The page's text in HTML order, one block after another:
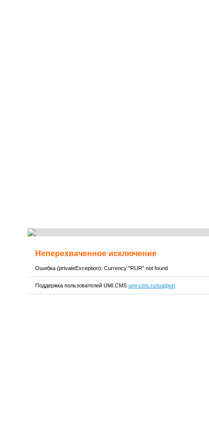
Неперехваченное исключение
Ошибка (privateException): Currency "RUR" not found
Поддержка пользователей UMI.CMS umi-cms.ru/support